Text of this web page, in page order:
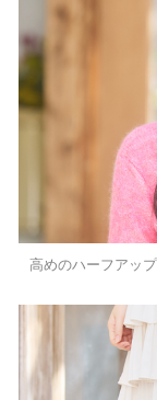
高めのハーフアッ